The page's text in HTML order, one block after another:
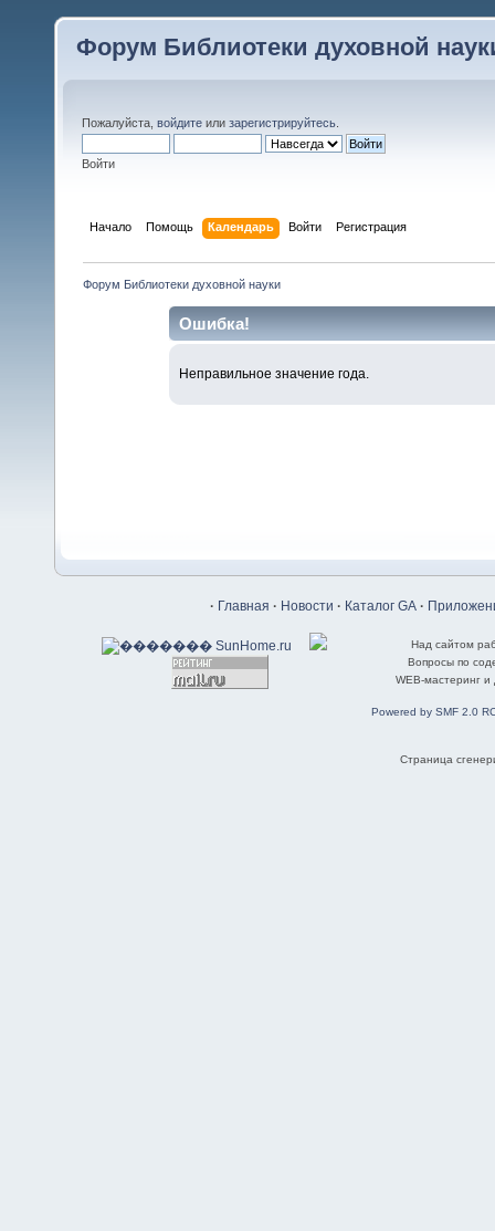
Форум Библиотеки духовной
Пожалуйста, войдите или зарегистрируйтесь
Войти
Начало Помощь Календарь Войти Регистрация
Форум Библиотеки духовной науки
Ошибка!
Неправильное значение года.
· Главная · Новости · Каталог GA ·
Над сайтом
Вопросы по
WEB-мастеринг
Powered by SMF 2.0
Страница